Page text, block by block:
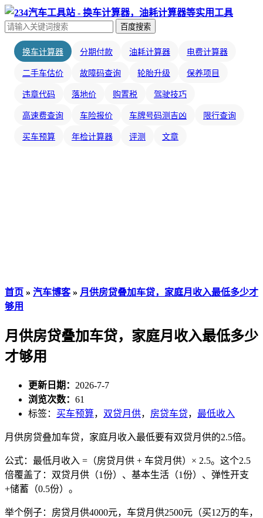
百度搜索
换车计算器 分期付款 油耗计算器 电费计算器
二手车估价 故障码查询 轮胎升级 保养项目
违章代码 落地价 购置税 驾驶技巧
高速费查询 车险报价 车牌号码测吉凶 限行查询
买车预算 年检计算器 评测 文章
首页 » 汽车博客» 月供房贷叠加车贷，家庭月收入最低多少才
够用
月供房贷叠加车贷，家庭月收入最低多少
才够用
更新日期： 2026-7-7
浏览次数： 61
标签： 买车预算， 双贷月供， 房贷车贷， 最低收入
月供房贷叠加车贷，家庭月收入最低要有双贷月供的2.5倍。
公式：最低月收入 =（房贷月供 + 车贷月供）× 2.5。这个2.5
倍覆盖了：双贷月供（1份）、基本生活（1份）、弹性开支
+储蓄（0.5份）。
举个例子：房贷月供4000元，车贷月供2500元（买12万的车，